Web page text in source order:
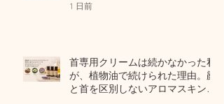
1 日前
首専用クリームは続かなかった私
が、植物油で続けられた理由。顔
と首を区別しないアロマスキンケ